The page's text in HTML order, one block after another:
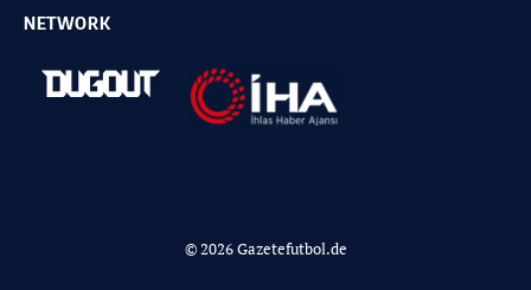
NETWORK
© 2026 Gazetefutbol.de